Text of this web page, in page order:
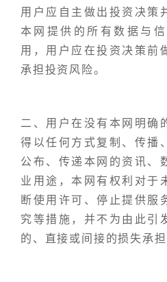
用户应自主做出投资决策
本网提供的所有数据与
用，用户应在投资决策前
承担投资风险。
二、用户在没有本网明确
得以任何方式复制、传播
公布、传递本网的资讯、
业用途，本网有权利对于
断使用许可、停止提供服
究等措施，并不为由此引
的、直接或间接的损失承担